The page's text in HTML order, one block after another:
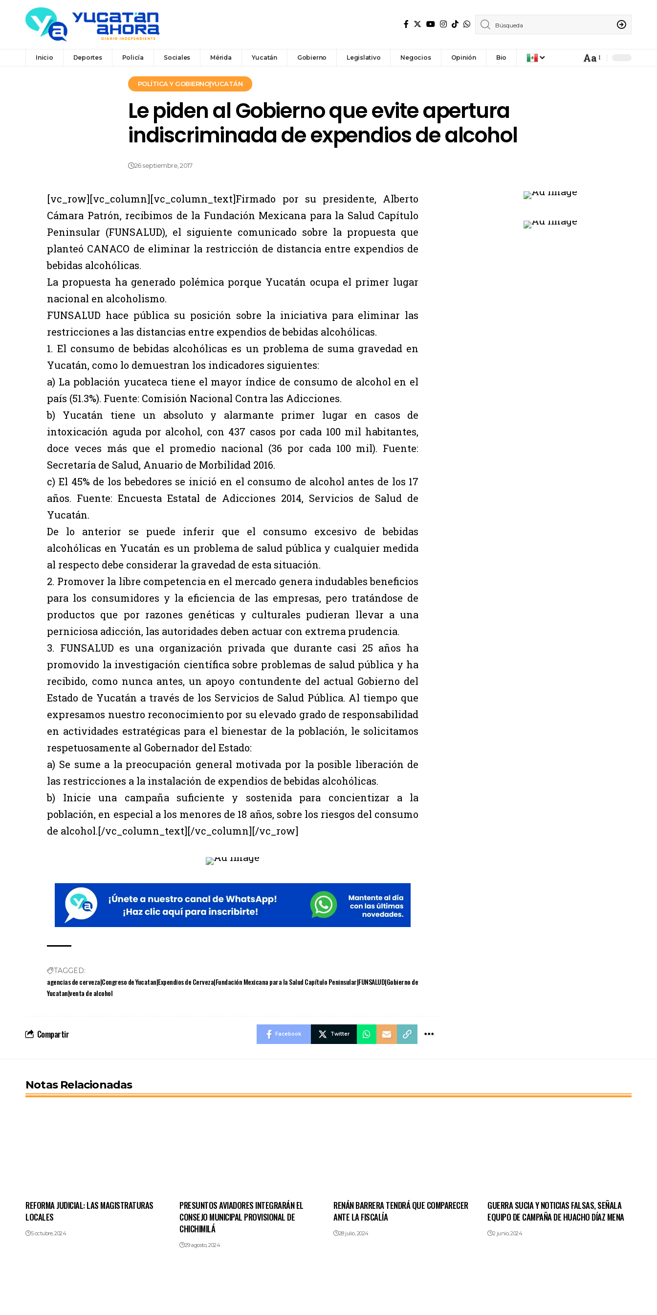
Inicio Deportes Policía Sociales Mérida Yucatán Gobierno Legislativo Negocios Opinión Bio Aa
POLÍTICA Y GOBIERNO|YUCATÁN
Le piden al Gobierno que evite apertura
indiscriminada de expendios de alcohol
26 septiembre, 2017
[vc_row][vc_column][vc_column_text]Firmado por su presidente, Alberto
Cámara Patrón, recibimos de la Fundación Mexicana para la Salud Capítulo
Peninsular (FUNSALUD), el siguiente comunicado sobre la propuesta que
planteó CANACO de eliminar la restricción de distancia entre expendios de
bebidas alcohólicas.
La propuesta ha generado polémica porque Yucatán ocupa el primer lugar
nacional en alcoholismo.
FUNSALUD hace pública su posición sobre la iniciativa para eliminar las
restricciones a las distancias entre expendios de bebidas alcohólicas.
1. El consumo de bebidas alcohólicas es un problema de suma gravedad en
Yucatán, como lo demuestran los indicadores siguientes:
a) La población yucateca tiene el mayor índice de consumo de alcohol en el
país (51.3%). Fuente: Comisión Nacional Contra las Adicciones.
b) Yucatán tiene un absoluto y alarmante primer lugar en casos de
intoxicación aguda por alcohol, con 437 casos por cada 100 mil habitantes,
doce veces más que el promedio nacional (36 por cada 100 mil). Fuente:
Secretaría de Salud, Anuario de Morbilidad 2016.
c) El 45% de los bebedores se inició en el consumo de alcohol antes de los 17
años. Fuente: Encuesta Estatal de Adicciones 2014, Servicios de Salud de
Yucatán.
De lo anterior se puede inferir que el consumo excesivo de bebidas
alcohólicas en Yucatán es un problema de salud pública y cualquier medida
al respecto debe considerar la gravedad de esta situación.
2. Promover la libre competencia en el mercado genera indudables beneficios
para los consumidores y la eficiencia de las empresas, pero tratándose de
productos que por razones genéticas y culturales pudieran llevar a una
perniciosa adicción, las autoridades deben actuar con extrema prudencia.
3. FUNSALUD es una organización privada que durante casi 25 años ha
promovido la investigación científica sobre problemas de salud pública y ha
recibido, como nunca antes, un apoyo contundente del actual Gobierno del
Estado de Yucatán a través de los Servicios de Salud Pública. Al tiempo que
expresamos nuestro reconocimiento por su elevado grado de responsabilidad
en actividades estratégicas para el bienestar de la población, le solicitamos
respetuosamente al Gobernador del Estado:
a) Se sume a la preocupación general motivada por la posible liberación de
las restricciones a la instalación de expendios de bebidas alcohólicas.
b) Inicie una campaña suficiente y sostenida para concientizar a la
población, en especial a los menores de 18 años, sobre los riesgos del consumo
de alcohol.[/vc_column_text][/vc_column][/vc_row]
TAGGED:
agencias de cerveza|Congreso de Yucatan|Expendios de Cerveza|Fundación Mexicana para la Salud Capítulo Peninsular|FUNSALUD|Gobierno de
Yucatan|venta de alcohol
Compartir Facebook Twitter
Notas Relacionadas
REFORMA JUDICIAL: LAS MAGISTRATURAS
LOCALES
5 octubre, 2024
PRESUNTOS AVIADORES INTEGRARÁN EL
CONSEJO MUNICIPAL PROVISIONAL DE
CHICHIMILÁ
29 agosto, 2024
RENÁN BARRERA TENDRÁ QUE COMPARECER
ANTE LA FISCALÍA
28 julio, 2024
GUERRA SUCIA Y NOTICIAS FALSAS, SEÑALA
EQUIPO DE CAMPAÑA DE HUACHO DÍAZ MENA
2 junio, 2024